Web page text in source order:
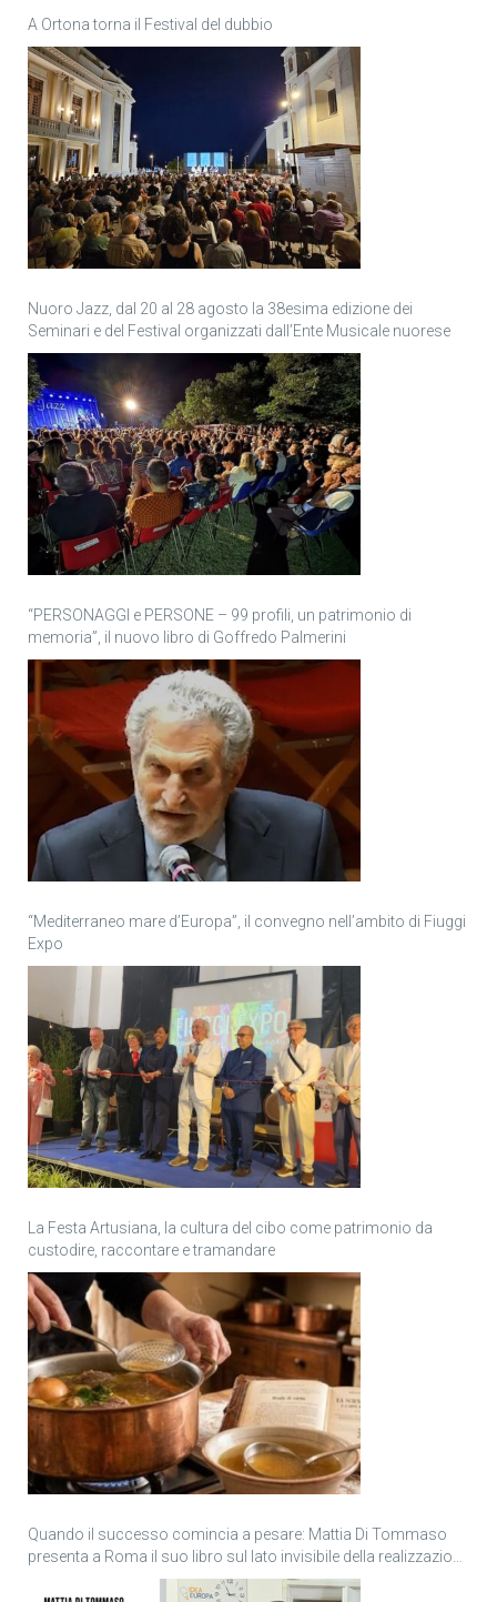
A Ortona torna il Festival del dubbio
Nuoro Jazz, dal 20 al 28 agosto la 38esima edizione dei
Seminari e del Festival organizzati dall’Ente Musicale nuorese
“PERSONAGGI e PERSONE – 99 profili, un patrimonio di
memoria”, il nuovo libro di Goffredo Palmerini
“Mediterraneo mare d’Europa”, il convegno nell’ambito di Fiuggi
Expo
La Festa Artusiana, la cultura del cibo come patrimonio da
custodire, raccontare e tramandare
Quando il successo comincia a pesare: Mattia Di Tommaso
presenta a Roma il suo libro sul lato invisibile della realizzazione